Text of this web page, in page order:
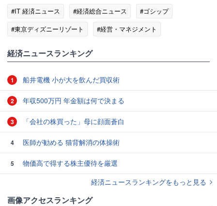
#IT 経済ニュース #経済総合ニュース
#ゴシップ
#東京ディズニーリゾート
#経営・マネジメント
経済ニュースランキング
1 船井電機 小が大を飲んだ買収術
2 年収500万円 年金額は何で決まる
3 「会社の株買った」母に顔面蒼白
4 医師が勧める 猫背解消の体操術
5
物価高で得する株主優待を厳選
経済ニュースランキングをもっと見る
画像アクセスランキング